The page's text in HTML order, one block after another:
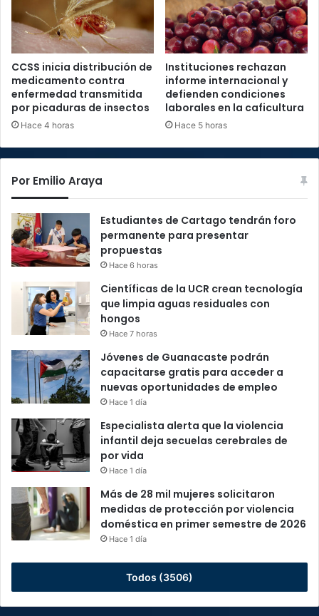
CCSS inicia distribución de
medicamento contra
enfermedad transmitida
por picaduras de insectos
Hace 4 horas
Instituciones rechazan
informe internacional y
defienden condiciones
laborales en la caficultura
Hace 5 horas
Por Emilio Araya
Estudiantes de Cartago tendrán foro
permanente para presentar
propuestas
Hace 6 horas
Científicas de la UCR crean tecnología
que limpia aguas residuales con
hongos
Hace 7 horas
Jóvenes de Guanacaste podrán
capacitarse gratis para acceder a
nuevas oportunidades de empleo
Hace 1 día
Especialista alerta que la violencia
infantil deja secuelas cerebrales de
por vida
Hace 1 día
Más de 28 mil mujeres solicitaron
medidas de protección por violencia
doméstica en primer semestre de 2026
Hace 1 día
Todos (3506)